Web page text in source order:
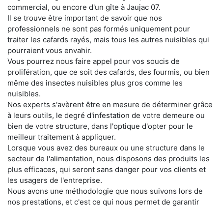
commercial, ou encore d'un gîte à Jaujac 07.
Il se trouve être important de savoir que nos
professionnels ne sont pas formés uniquement pour
traiter les cafards rayés, mais tous les autres nuisibles qui
pourraient vous envahir.
Vous pourrez nous faire appel pour vos soucis de
prolifération, que ce soit des cafards, des fourmis, ou bien
même des insectes nuisibles plus gros comme les
nuisibles.
Nos experts s'avèrent être en mesure de déterminer grâce
à leurs outils, le degré d'infestation de votre demeure ou
bien de votre structure, dans l'optique d'opter pour le
meilleur traitement à appliquer.
Lorsque vous avez des bureaux ou une structure dans le
secteur de l'alimentation, nous disposons des produits les
plus efficaces, qui seront sans danger pour vos clients et
les usagers de l'entreprise.
Nous avons une méthodologie que nous suivons lors de
nos prestations, et c'est ce qui nous permet de garantir